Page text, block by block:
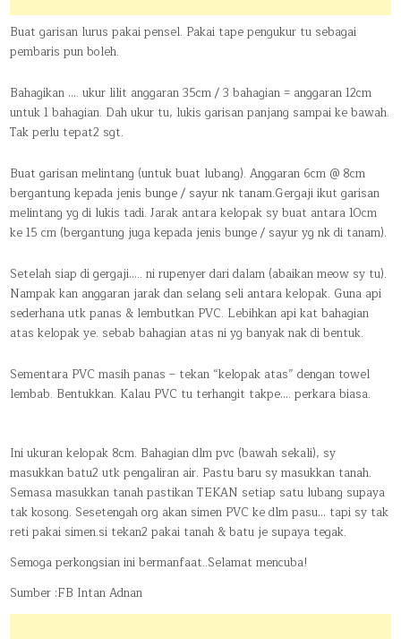
Buat garisan lurus pakai pensel. Pakai tape pengukur tu sebagai
pembaris pun boleh.
Bahagikan …. ukur lilit anggaran 35cm / 3 bahagian = anggaran 12cm
untuk 1 bahagian. Dah ukur tu, lukis garisan panjang sampai ke bawah.
Tak perlu tepat2 sgt.
Buat garisan melintang (untuk buat lubang). Anggaran 6cm @ 8cm
bergantung kepada jenis bunge / sayur nk tanam.Gergaji ikut garisan
melintang yg di lukis tadi. Jarak antara kelopak sy buat antara 10cm
ke 15 cm (bergantung juga kepada jenis bunge / sayur yg nk di tanam).
Setelah siap di gergaji….. ni rupenyer dari dalam (abaikan meow sy tu).
Nampak kan anggaran jarak dan selang seli antara kelopak. Guna api
sederhana utk panas & lembutkan PVC. Lebihkan api kat bahagian
atas kelopak ye. sebab bahagian atas ni yg banyak nak di bentuk.
Sementara PVC masih panas – tekan “kelopak atas” dengan towel
lembab. Bentukkan. Kalau PVC tu terhangit takpe…. perkara biasa.
Ini ukuran kelopak 8cm. Bahagian dlm pvc (bawah sekali), sy
masukkan batu2 utk pengaliran air. Pastu baru sy masukkan tanah.
Semasa masukkan tanah pastikan TEKAN setiap satu lubang supaya
tak kosong. Sesetengah org akan simen PVC ke dlm pasu… tapi sy tak
reti pakai simen.si tekan2 pakai tanah & batu je supaya tegak.
Semoga perkongsian ini bermanfaat..Selamat mencuba!
Sumber :FB Intan Adnan